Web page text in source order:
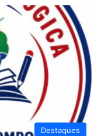
Destaques